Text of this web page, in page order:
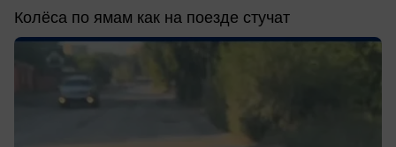
Колёса по ямам как на поезде стучат